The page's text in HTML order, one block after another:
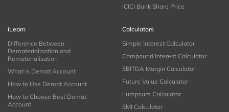
ICICI Bank Share Price
iLearn
Difference Between
Dematerialisation and
Rematerialisation
What is Demat Account
How to Use Demat Account
How to Choose Best Demat
Account
Calculators
Simple Interest Calculator
Compound Interest Calculator
EBITDA Margin Calculator
Future Value Calculator
Lumpsum Calculator
EMI Calculator